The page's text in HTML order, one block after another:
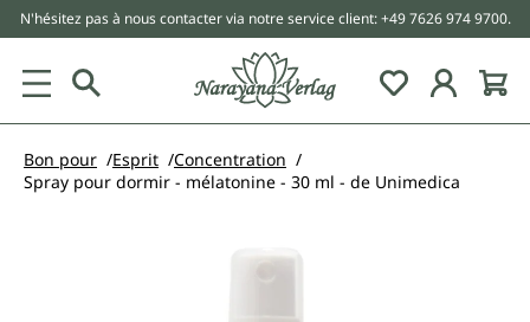
principal
N'hésitez pas à nous contacter via notre service client: +49 7626 974 9700.
Bon pour Esprit
Concentration
Spray pour dormir - mélatonine - 30 ml - de Unimedica